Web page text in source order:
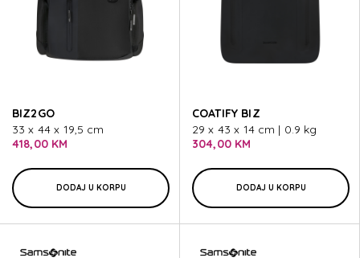
BIZ2GO
33 x 44 x 19,5 cm
418,00 KM
DODAJ U KORPU
COATIFY BIZ
29 x 43 x 14 cm | 0.9 kg
304,00 KM
DODAJ U KORPU